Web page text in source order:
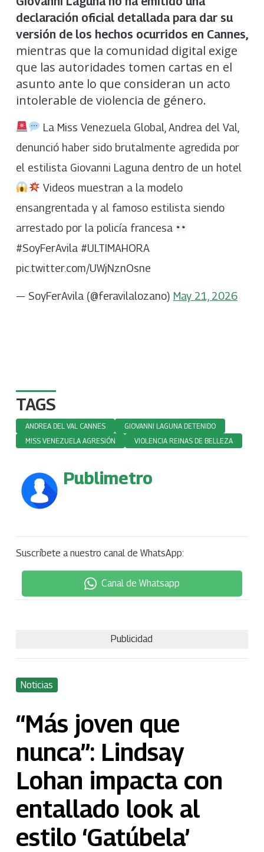
declaración oficial detallada para dar su
versión de los hechos ocurridos en Cannes,
mientras que la comunidad digital exige
que las autoridades tomen cartas en el
asunto ante lo que consideran un acto
intolerable de violencia de género.
La Miss Venezuela Global, Andrea del Val,
denunció haber sido brutalmente agredida por
el estilista Giovanni Laguna dentro de un hotel
Videos muestran a la modelo
ensangrentada y al famoso estilista siendo
arrestado por la policía francesa
#SoyFerAvila #ULTIMAHORA
pic.twitter.com/UWjNznOsne
— SoyFerAvila (@feravilalozano) May 21, 2026
TAGS
ANDREA DEL VAL CANNES
GIOVANNI LAGUNA DETENIDO
MISS VENEZUELA AGRESIÓN
VIOLENCIA REINAS DE BELLEZA
Publimetro
Suscríbete a nuestro canal de WhatsApp:
Canal de Whatsapp
Publicidad
Noticias
“Más joven que
nunca”: Lindsay
Lohan impacta con
entallado look al
estilo ‘Gatúbela’